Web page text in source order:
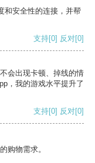
和安全性的连接，并帮
支持[0] 反对[0]
会出现卡顿、掉线的情
，我的游戏水平提升了
支持[0] 反对[0]
购物需求。